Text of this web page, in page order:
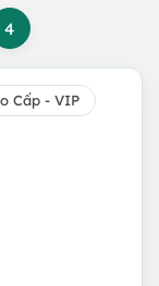
4
Cấp - VIP